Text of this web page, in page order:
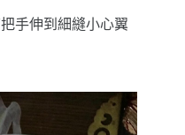
手伸到細縫小心翼